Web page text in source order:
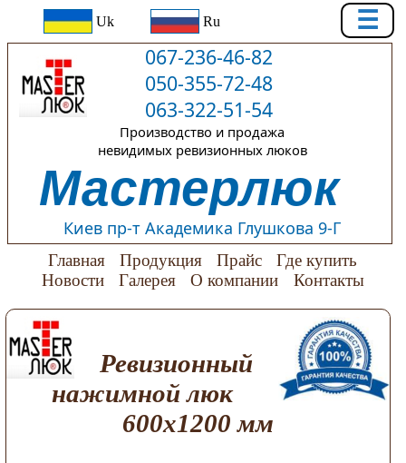
Uk Ru ☰
067-236-46-82
050-355-72-48
063-322-51-54
Производство и продажа
невидимых ревизионных люков
Мастерлюк
Киев пр-т Академика Глушкова 9-Г
Главная Продукция Прайс
Где купить
Новости
Галерея О компании Контакты
Ревизионный
нажимной люк
600х1200 мм